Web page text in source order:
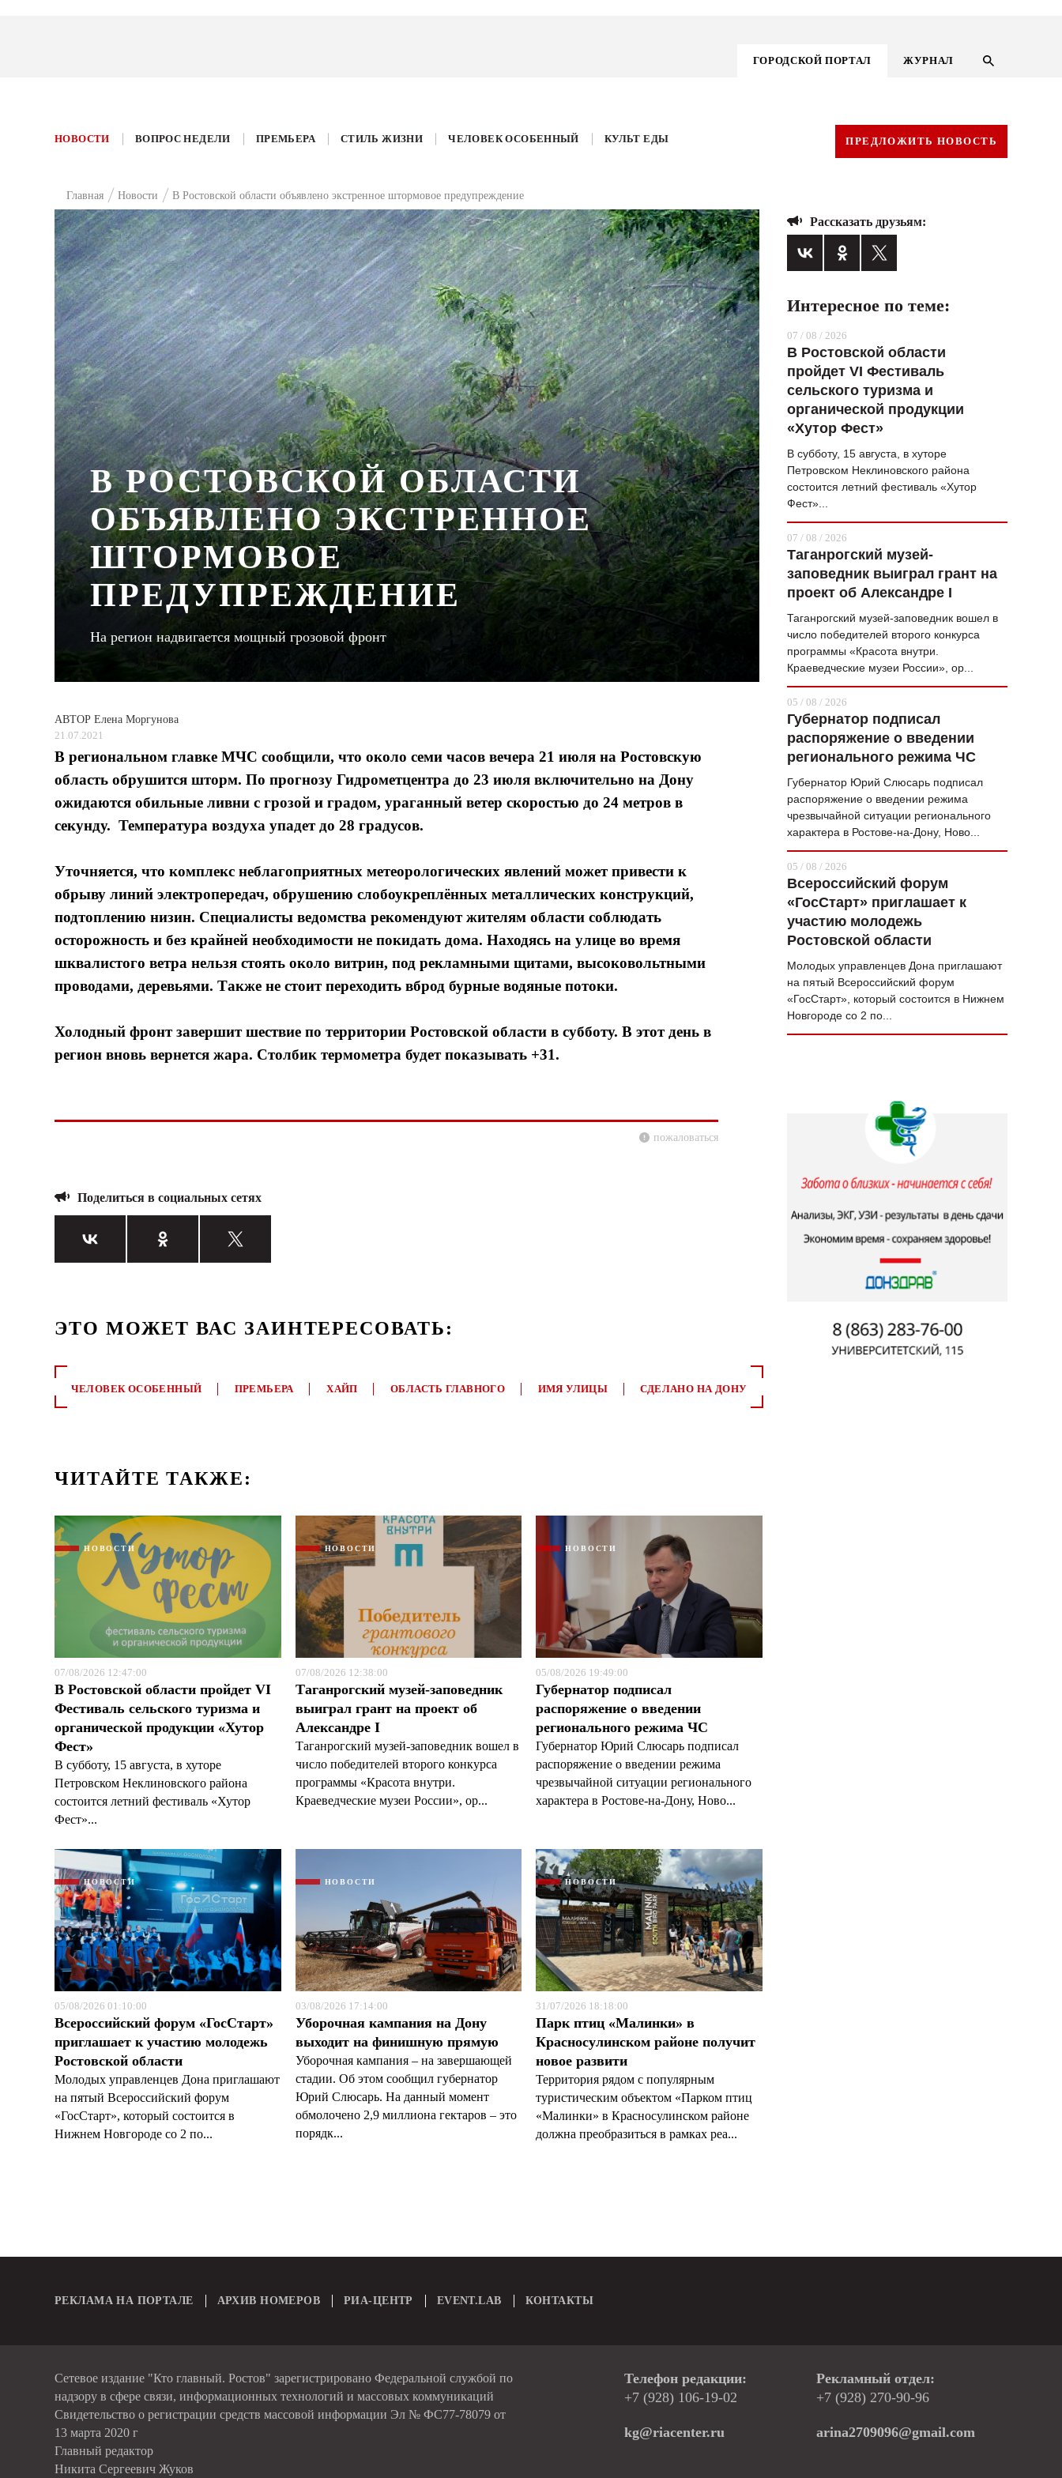
ГОРОДСКОЙ ПОРТАЛ ЖУРНАЛ
ГОРОДСКОЙ ПОРТАЛ
ВОПРОС НЕДЕЛИ
СТИЛЬ ЖИЗНИ
ХАЙП
ЧЕЛОВЕК ОСОБЕННЫЙ
КУЛЬТ ЕДЫ
АФИША
ЖУРНАЛ
НОВОСТИ ВОПРОС НЕДЕЛИ ПРЕМЬЕРА СТИЛЬ ЖИЗНИ ЧЕЛОВЕК ОСОБЕННЫЙ КУЛЬТ ЕДЫ ПРЕДЛОЖИТЬ НОВОСТЬ
Главная Новости В Ростовской области объявлено экстренное штормовое предупреждение
В РОСТОВСКОЙ ОБЛАСТИ
ОБЪЯВЛЕНО ЭКСТРЕННОЕ
ШТОРМОВОЕ
ПРЕДУПРЕЖДЕНИЕ
На регион надвигается мощный грозовой фронт
АВТОР Елена Моргунова
21.07.2021
В региональном главке МЧС сообщили, что около семи часов вечера 21 июля на Ростовскую
область обрушится шторм. По прогнозу Гидрометцентра до 23 июля включительно на Дону
ожидаются обильные ливни с грозой и градом, ураганный ветер скоростью до 24 метров в
секунду. Температура воздуха упадет до 28 градусов.
Уточняется, что комплекс неблагоприятных метеорологических явлений может привести к
обрыву линий электропередач, обрушению слобоукреплённых металлических конструкций,
подтоплению низин. Специалисты ведомства рекомендуют жителям области соблюдать
осторожность и без крайней необходимости не покидать дома. Находясь на улице во время
шквалистого ветра нельзя стоять около витрин, под рекламными щитами, высоковольтными
проводами, деревьями. Также не стоит переходить вброд бурные водяные потоки.
Холодный фронт завершит шествие по территории Ростовской области в субботу. В этот день в
регион вновь вернется жара. Столбик термометра будет показывать +31.
пожаловаться
Поделиться в социальных сетях
ЭТО МОЖЕТ ВАС ЗАИНТЕРЕСОВАТЬ:
ЧЕЛОВЕК ОСОБЕННЫЙ ПРЕМЬЕРА ХАЙП ОБЛАСТЬ ГЛАВНОГО ИМЯ УЛИЦЫ СДЕЛАНО НА ДОНУ
ЧИТАЙТЕ ТАКЖЕ:
НОВОСТИ
07/08/2026 12:47:00
В Ростовской области пройдет VI
Фестиваль сельского туризма и
органической продукции «Хутор
Фест»
В субботу, 15 августа, в хуторе
Петровском Неклиновского района
состоится летний фестиваль «Хутор
Фест»...
НОВОСТИ
07/08/2026 12:38:00
Таганрогский музей-заповедник
выиграл грант на проект об
Александре I
Таганрогский музей-заповедник вошел в
число победителей второго конкурса
программы «Красота внутри.
Краеведческие музеи России», ор...
НОВОСТИ
05/08/2026 19:49:00
Губернатор подписал
распоряжение о введении
регионального режима ЧС
Губернатор Юрий Слюсарь подписал
распоряжение о введении режима
чрезвычайной ситуации регионального
характера в Ростове-на-Дону, Ново...
НОВОСТИ
05/08/2026 01:10:00
Всероссийский форум «ГосСтарт»
приглашает к участию молодежь
Ростовской области
Молодых управленцев Дона приглашают
на пятый Всероссийский форум
«ГосСтарт», который состоится в
Нижнем Новгороде со 2 по...
НОВОСТИ
03/08/2026 17:14:00
Уборочная кампания на Дону
выходит на финишную прямую
Уборочная кампания – на завершающей
стадии. Об этом сообщил губернатор
Юрий Слюсарь. На данный момент
обмолочено 2,9 миллиона гектаров – это
порядк...
НОВОСТИ
31/07/2026 18:18:00
Парк птиц «Малинки» в
Красносулинском районе получит
новое развити
Территория рядом с популярным
туристическим объектом «Парком птиц
«Малинки» в Красносулинском районе
должна преобразиться в рамках реа...
Рассказать друзьям:
Интересное по теме:
07 / 08 / 2026
В Ростовской области
пройдет VI Фестиваль
сельского туризма и
органической продукции
«Хутор Фест»
В субботу, 15 августа, в хуторе
Петровском Неклиновского района
состоится летний фестиваль «Хутор
Фест»...
07 / 08 / 2026
Таганрогский музей-
заповедник выиграл грант на
проект об Александре I
Таганрогский музей-заповедник вошел в
число победителей второго конкурса
программы «Красота внутри.
Краеведческие музеи России», ор...
05 / 08 / 2026
Губернатор подписал
распоряжение о введении
регионального режима ЧС
Губернатор Юрий Слюсарь подписал
распоряжение о введении режима
чрезвычайной ситуации регионального
характера в Ростове-на-Дону, Ново...
05 / 08 / 2026
Всероссийский форум
«ГосСтарт» приглашает к
участию молодежь
Ростовской области
Молодых управленцев Дона приглашают
на пятый Всероссийский форум
«ГосСтарт», который состоится в Нижнем
Новгороде со 2 по...
Я согласен сполитикой конфиденциальности и защиты информации*
РЕКЛАМА НА ПОРТАЛЕ АРХИВ НОМЕРОВ РИА-ЦЕНТР EVENT.LAB КОНТАКТЫ
Сетевое издание "Кто главный. Ростов" зарегистрировано Федеральной службой по
надзору в сфере связи, информационных технологий и массовых коммуникаций
Свидетельство о регистрации средств массовой информации Эл № ФС77-78079 от
13 марта 2020 г
Главный редактор
Никита Сергеевич Жуков
Телефон редакции:
+7 (928) 106-19-02
kg@riacenter.ru
Рекламный отдел:
+7 (928) 270-90-96
arina2709096@gmail.com
Я согласен сполитикой конфиденциальности и защиты информации*